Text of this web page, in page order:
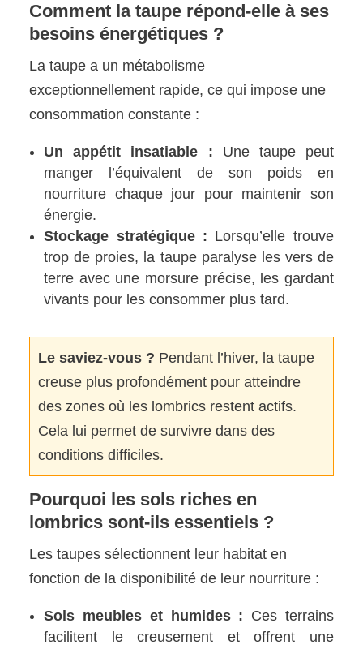
Comment la taupe répond-elle à ses
besoins énergétiques ?
La taupe a un métabolisme
exceptionnellement rapide, ce qui impose une
consommation constante :
Un appétit insatiable : Une taupe peut
manger l’équivalent de son poids en
nourriture chaque jour pour maintenir son
énergie.
Stockage stratégique : Lorsqu’elle trouve
trop de proies, la taupe paralyse les vers de
terre avec une morsure précise, les gardant
vivants pour les consommer plus tard.
Le saviez-vous ? Pendant l’hiver, la taupe
creuse plus profondément pour atteindre
des zones où les lombrics restent actifs.
Cela lui permet de survivre dans des
conditions difficiles.
Pourquoi les sols riches en
lombrics sont-ils essentiels ?
Les taupes sélectionnent leur habitat en
fonction de la disponibilité de leur nourriture :
Sols meubles et humides : Ces terrains
facilitent le creusement et offrent une